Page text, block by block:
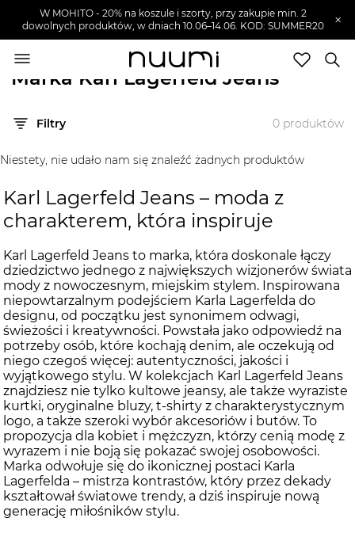
W MOHITO - 20% na koszule i szorty, przy zakupie min. 2
dowolnych produktów, w dniach 10.06–14.06. KOD: SUMMER20
×
Marka Karl Lagerfeld Jeans
Filtry 0 produktów
Niestety, nie udało nam się znaleźć żadnych produktów
Karl Lagerfeld Jeans – moda z
charakterem, która inspiruje
Karl Lagerfeld Jeans to marka, która doskonale łączy
dziedzictwo jednego z największych wizjonerów świata
mody z nowoczesnym, miejskim stylem. Inspirowana
niepowtarzalnym podejściem Karla Lagerfelda do
designu, od początku jest synonimem odwagi,
świeżości i kreatywności. Powstała jako odpowiedź na
potrzeby osób, które kochają denim, ale oczekują od
niego czegoś więcej: autentyczności, jakości i
wyjątkowego stylu. W kolekcjach Karl Lagerfeld Jeans
znajdziesz nie tylko kultowe jeansy, ale także wyraziste
kurtki, oryginalne bluzy, t-shirty z charakterystycznym
logo, a także szeroki wybór akcesoriów i butów. To
propozycja dla kobiet i mężczyzn, którzy cenią modę z
wyrazem i nie boją się pokazać swojej osobowości.
Marka odwołuje się do ikonicznej postaci Karla
Lagerfelda – mistrza kontrastów, który przez dekady
kształtował światowe trendy, a dziś inspiruje nową
generację miłośników stylu.